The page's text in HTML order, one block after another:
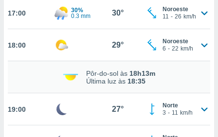
ou
ao
17:00
30%
0.3 mm
30°
Noroeste
11 - 26 km/h
18:00 29°
Noroeste
6 - 22 km/h
Pôr-do-sol às 18h13m
Última luz às 18:35
19:00 27°
Norte
3 - 11 km/h